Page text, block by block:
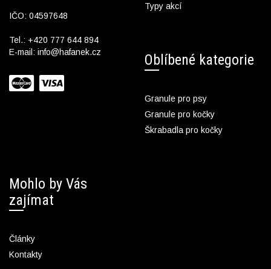
IČO: 04597648
Tel.: +420 777 644 894
E-mail: info@hafanek.cz
Typy akcí
Oblíbené kategorie
Granule pro psy
Granule pro kočky
Škrabadla pro kočky
Mohlo by Vás
zajímat
Články
Kontakty